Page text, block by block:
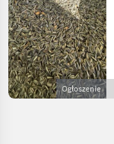
Ogłoszenie